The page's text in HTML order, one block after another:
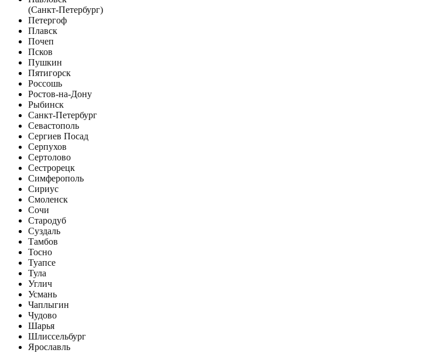
(Санкт-Петербург)
Петергоф
Плавск
Почеп
Псков
Пушкин
Пятигорск
Россошь
Ростов-на-Дону
Рыбинск
Санкт-Петербург
Севастополь
Сергиев Посад
Серпухов
Сертолово
Сестрорецк
Симферополь
Сириус
Смоленск
Сочи
Стародуб
Суздаль
Тамбов
Тосно
Туапсе
Тула
Углич
Усмань
Чаплыгин
Чудово
Шарья
Шлиссельбург
Ярославль